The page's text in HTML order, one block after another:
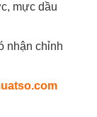
mực dầu
nhận chỉnh